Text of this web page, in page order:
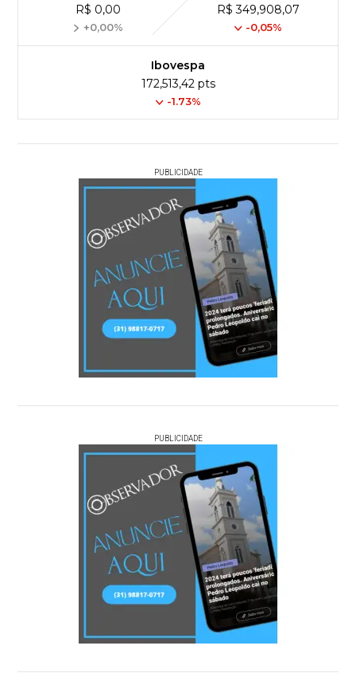
R$ 0,00
+0,00%
R$ 349,908,07
-0,05%
Ibovespa
172,513,42 pts
-1.73%
PUBLICIDADE
PUBLICIDADE